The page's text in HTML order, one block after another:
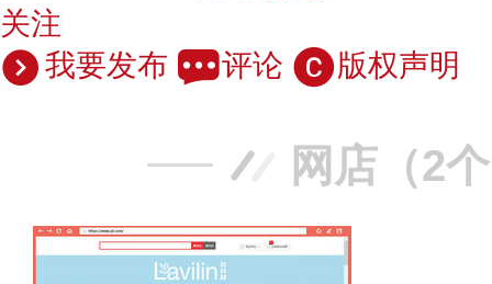
关注
我要发布
评论 版权声明
网店（2